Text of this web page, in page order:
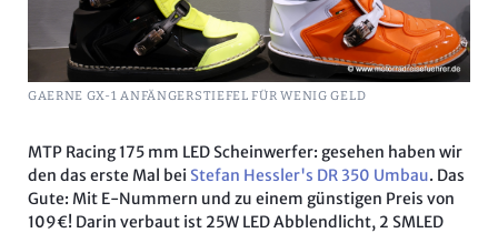
GAERNE GX-1 ANFÄNGERSTIEFEL FÜR WENIG GELD
MTP Racing 175 mm LED Scheinwerfer: gesehen haben wir
den das erste Mal bei Stefan Hessler's DR 350 Umbau. Das
Gute: Mit E-Nummern und zu einem günstigen Preis von
109€! Darin verbaut ist 25W LED Abblendlicht, 2 SMLED